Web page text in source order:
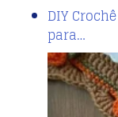
DIY
para…